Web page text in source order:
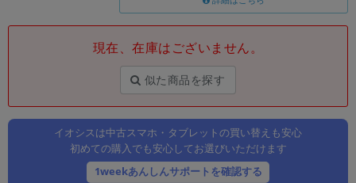
現在、在庫はございません。
似た商品を探す
イオシスは中古スマホ・タブレットの買い替えも安心
初めての購入でも安心してお選びいただけます
1weekあんしんサポートを確認する
「スマートフォン」「タブレット」など
メーカー
製造、販売メーカーの絞り込み